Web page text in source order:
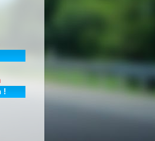
nhà 7, dãy 5, tổ dân phố số 12,
!